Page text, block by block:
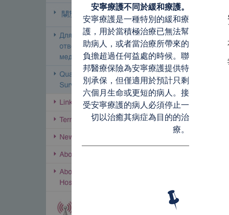
安寧療護不同於緩和療護。
安寧療護是一種特別的緩和療
護，用於當積極治療已無法幫
助病人，或者當治療所帶來的
負擔超過任何益處的時候。聯
邦醫療保險為安寧療護提供特
別承保，但僅適用於預計只剩
六個月生命或更短的病人。接
受安寧療護的病人必須停止一
切以治癒其病症為目的的治
療。